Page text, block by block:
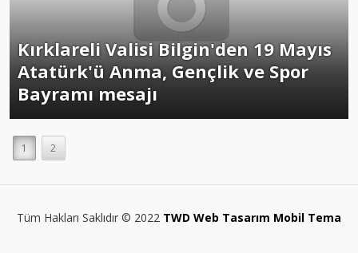
Kırklareli Valisi Bilgin'den 19 Mayıs
Atatürk'ü Anma, Gençlik ve Spor
Bayramı mesajı
1 2
Tüm Hakları Saklıdır © 2022 TWD Web Tasarım Mobil Tema